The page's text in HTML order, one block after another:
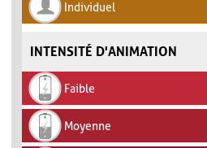
Individuel
INTENSITÉ D'ANIMATION
Faible
Moyenne